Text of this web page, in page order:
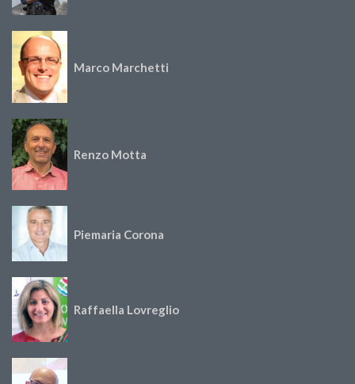
Marco Marchetti
Renzo Motta
Piemaria Corona
Raffaella Lovreglio